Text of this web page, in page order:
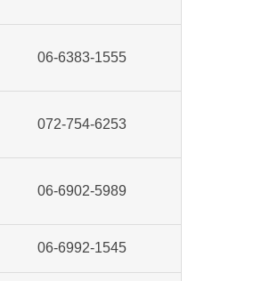
06-6383-1555
072-754-6253
06-6902-5989
06-6992-1545